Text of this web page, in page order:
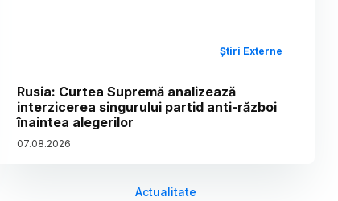
Știri Externe
Rusia: Curtea Supremă analizează
interzicerea singurului partid anti-război
înaintea alegerilor
07.08.2026
Actualitate